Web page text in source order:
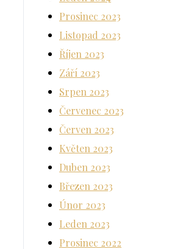
Prosinec 2023
Listopad 2023
Říjen 2023
Září 2023
Srpen 2023
Červenec 2023
Červen 2023
Květen 2023
Duben 2023
Březen 2023
Únor 2023
Leden 2023
Prosinec 2022